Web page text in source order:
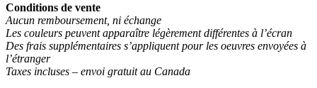
Conditions de vente
Aucun remboursement, ni échange
Les couleurs peuvent apparaître légèrement différentes à l’écran
Des frais supplémentaires s’appliquent pour les oeuvres envoyées à
l’étranger
Taxes incluses – envoi gratuit au Canada